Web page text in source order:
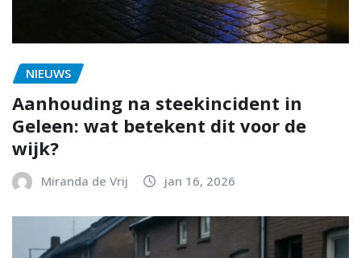
NIEUWS
Aanhouding na steekincident in
Geleen: wat betekent dit voor de
wijk?
Miranda de Vrij jan 16, 2026